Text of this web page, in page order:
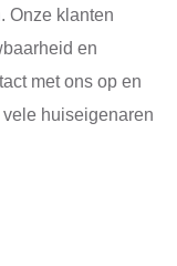
Onze klanten
en
met ons op en
huiseigenaren